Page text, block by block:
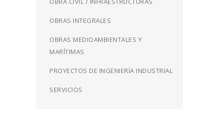
OBRAS INTEGRALES
OBRAS MEDIOAMBIENTALES Y
MARÍTIMAS
PROYECTOS DE INGENIERÍA INDUSTRIAL
SERVICIOS